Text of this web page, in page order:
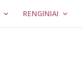
RENGINIAI